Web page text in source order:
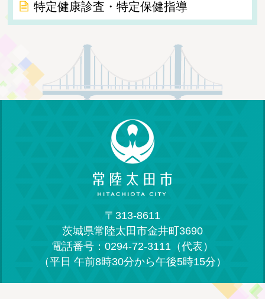
特定健康診査・特定保健指導
〒313-8611
茨城県常陸太田市金井町3690
電話番号：0294-72-3111（代表）
（平日 午前8時30分から午後5時15分）